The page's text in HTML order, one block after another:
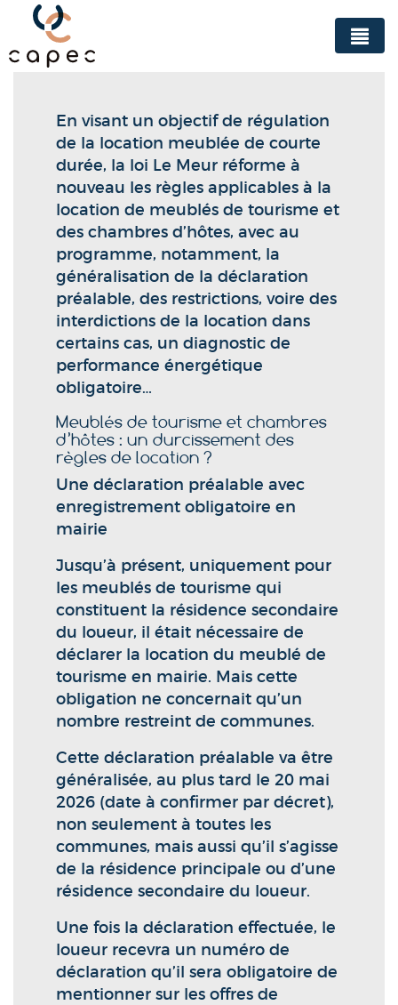
Panneau de gestion des cookies
En visant un objectif de régulation
de la location meublée de courte
durée, la loi Le Meur réforme à
nouveau les règles applicables à la
location de meublés de tourisme et
des chambres d’hôtes, avec au
programme, notamment, la
généralisation de la déclaration
préalable, des restrictions, voire des
interdictions de la location dans
certains cas, un diagnostic de
performance énergétique
obligatoire…
Meublés de tourisme et chambres
d’hôtes : un durcissement des
règles de location ?
Une déclaration préalable avec
enregistrement obligatoire en
mairie
Jusqu’à présent, uniquement pour
les meublés de tourisme qui
constituent la résidence secondaire
du loueur, il était nécessaire de
déclarer la location du meublé de
tourisme en mairie. Mais cette
obligation ne concernait qu’un
nombre restreint de communes.
Cette déclaration préalable va être
généralisée, au plus tard le 20 mai
2026 (date à confirmer par décret),
non seulement à toutes les
communes, mais aussi qu’il s’agisse
de la résidence principale ou d’une
résidence secondaire du loueur.
Une fois la déclaration effectuée, le
loueur recevra un numéro de
déclaration qu’il sera obligatoire de
mentionner sur les offres de